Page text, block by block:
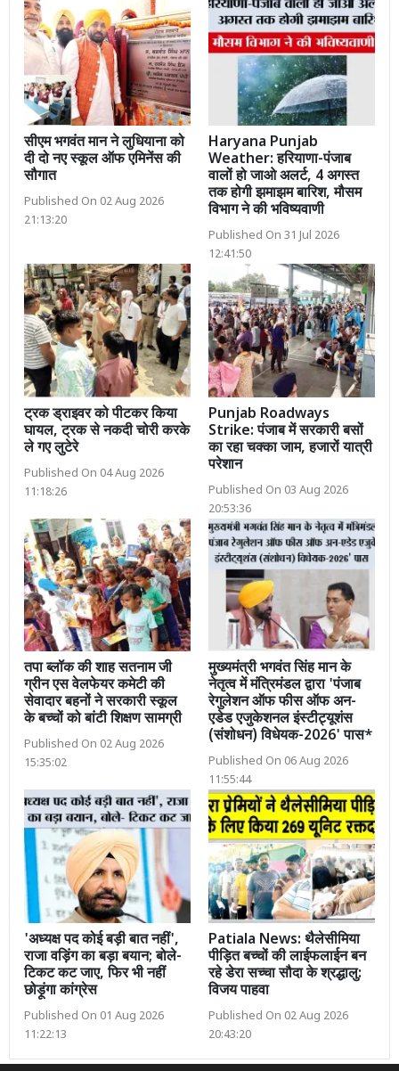
सीएम भगवंत मान ने लुधियाना को
दी दो नए स्कूल ऑफ एमिनेंस की
सौगात
Published On 02 Aug 2026
21:13:20
Haryana Punjab
Weather: हरियाणा-पंजाब
वालों हो जाओ अलर्ट, 4 अगस्त
तक होगी झमाझम बारिश, मौसम
विभाग ने की भविष्यवाणी
Published On 31 Jul 2026
12:41:50
ट्रक ड्राइवर को पीटकर किया
घायल, ट्रक से नकदी चोरी करके
ले गए लुटेरे
Published On 04 Aug 2026
11:18:26
Punjab Roadways
Strike: पंजाब में सरकारी बसों
का रहा चक्का जाम, हजारों यात्री
परेशान
Published On 03 Aug 2026
20:53:36
तपा ब्लॉक की शाह सतनाम जी
ग्रीन एस वेलफेयर कमेटी की
सेवादार बहनों ने सरकारी स्कूल
के बच्चों को बांटी शिक्षण सामग्री
Published On 02 Aug 2026
15:35:02
मुख्यमंत्री भगवंत सिंह मान के
नेतृत्व में मंत्रिमंडल द्वारा 'पंजाब
रेगुलेशन ऑफ फीस ऑफ अन-
एडेड एजुकेशनल इंस्टीट्यूशंस
(संशोधन) विधेयक-2026' पास*
Published On 06 Aug 2026
11:55:44
'अध्यक्ष पद कोई बड़ी बात नहीं',
राजा वड़िंग का बड़ा बयान; बोले-
टिकट कट जाए, फिर भी नहीं
छोड़ूंगा कांग्रेस
Published On 01 Aug 2026
11:22:13
Patiala News: थैलेसीमिया
पीड़ित बच्चों की लाईफलाईन बन
रहे डेरा सच्चा सौदा के श्रद्धालु:
विजय पाहवा
Published On 02 Aug 2026
20:43:20